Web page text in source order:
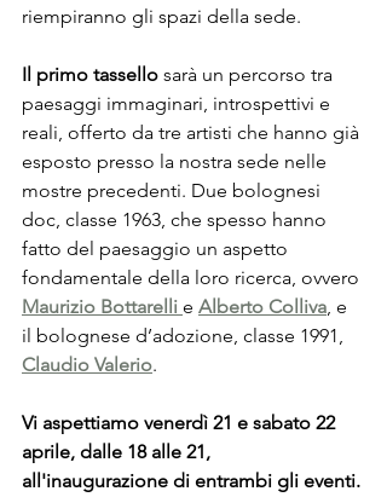
riempiranno gli spazi della sede.
Il primo tassello sarà un percorso tra
paesaggi immaginari, introspettivi e
reali, offerto da tre artisti che hanno già
esposto presso la nostra sede nelle
mostre precedenti. Due bolognesi
doc, classe 1963, che spesso hanno
fatto del paesaggio un aspetto
fondamentale della loro ricerca, ovvero
Maurizio Bottarelli e Alberto Colliva, e
il bolognese d’adozione, classe 1991,
Claudio Valerio.
Vi aspettiamo venerdì 21 e sabato 22
aprile, dalle 18 alle 21,
all'inaugurazione di entrambi gli eventi.